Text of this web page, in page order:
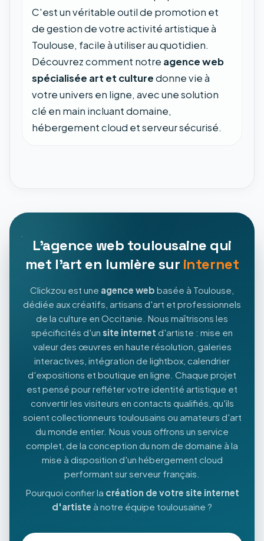
C'est un véritable outil de promotion et
de gestion de votre activité artistique à
Toulouse, facile à utiliser au quotidien.
Découvrez comment notre agence web
spécialisée art et culturedonne vie à
votre univers en ligne, avec une solution
clé en main incluant domaine,
hébergement cloud et serveur sécurisé.
L'agence web toulousaine qui
met l'art en lumière sur internet
Clickzou est une agence web basée à Toulouse,
dédiée aux créatifs, artisans d'art et professionnels
de la culture en Occitanie. Nous maîtrisons les
spécificités d'un site internet d'artiste : mise en
valeur des œuvres en haute résolution, galeries
interactives, intégration de lightbox, calendrier
d'expositions et boutique en ligne. Chaque projet
est pensé pour refléter votre identité artistique et
convertir les visiteurs en contacts qualifiés, qu'ils
soient collectionneurs toulousains ou amateurs d'art
du monde entier. Nous vous offrons un service
complet, de la conception du nom de domaine à la
mise à disposition d'un hébergement cloud
performant sur serveur français.
Pourquoi confier la création de votre site internet
d'artiste à notre équipe toulousaine ?